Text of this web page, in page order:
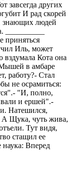
завсегда других
И рад скорей
знающих людей
приняться
Иль, может
вздумала Кота она
Мышей в амбаре
работу?- Стал
не осрамиться:
"И, полно,
и ершей".-
Натешился,
А Щука, чуть жива,
Тут видя,
стащил ее
Вперед